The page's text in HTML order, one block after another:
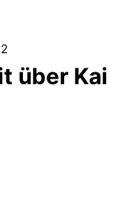
über Kai